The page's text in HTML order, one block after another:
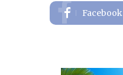
Facebook